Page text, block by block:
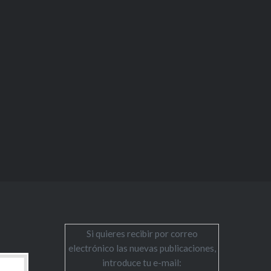
Si quieres recibir por correo
electrónico las nuevas publicaciones,
introduce tu e-mail: